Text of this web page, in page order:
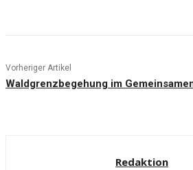
Vorheriger Artikel
Waldgrenzbegehung im
Redaktion